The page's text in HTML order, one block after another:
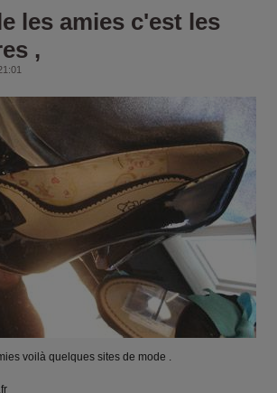
les amies c'est les
,
voilà quelques sites de mode .